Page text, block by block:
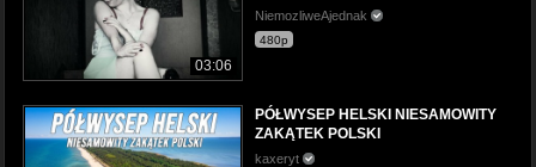
03:06
NiemozliweAjednak
480p
PÓŁWYSEP HELSKI NIESAMOWITY
ZAKĄTEK POLSKI
kaxeryt